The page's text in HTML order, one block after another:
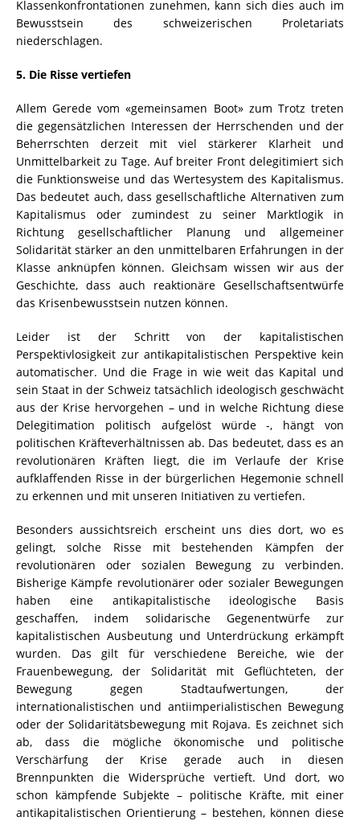
Klassenkonfrontationen zunehmen, kann sich dies auch im
Bewusstsein des schweizerischen Proletariats
niederschlagen.
5. Die Risse vertiefen
Allem Gerede vom «gemeinsamen Boot» zum Trotz treten
die gegensätzlichen Interessen der Herrschenden und der
Beherrschten derzeit mit viel stärkerer Klarheit und
Unmittelbarkeit zu Tage. Auf breiter Front delegitimiert sich
die Funktionsweise und das Wertesystem des Kapitalismus.
Das bedeutet auch, dass gesellschaftliche Alternativen zum
Kapitalismus oder zumindest zu seiner Marktlogik in
Richtung gesellschaftlicher Planung und allgemeiner
Solidarität stärker an den unmittelbaren Erfahrungen in der
Klasse anknüpfen können. Gleichsam wissen wir aus der
Geschichte, dass auch reaktionäre Gesellschaftsentwürfe
das Krisenbewusstsein nutzen können.
Leider ist der Schritt von der kapitalistischen
Perspektivlosigkeit zur antikapitalistischen Perspektive kein
automatischer. Und die Frage in wie weit das Kapital und
sein Staat in der Schweiz tatsächlich ideologisch geschwächt
aus der Krise hervorgehen – und in welche Richtung diese
Delegitimation politisch aufgelöst würde -, hängt von
politischen Kräfteverhältnissen ab. Das bedeutet, dass es an
revolutionären Kräften liegt, die im Verlaufe der Krise
aufklaffenden Risse in der bürgerlichen Hegemonie schnell
zu erkennen und mit unseren Initiativen zu vertiefen.
Besonders aussichtsreich erscheint uns dies dort, wo es
gelingt, solche Risse mit bestehenden Kämpfen der
revolutionären oder sozialen Bewegung zu verbinden.
Bisherige Kämpfe revolutionärer oder sozialer Bewegungen
haben eine antikapitalistische ideologische Basis
geschaffen, indem solidarische Gegenentwürfe zur
kapitalistischen Ausbeutung und Unterdrückung erkämpft
wurden. Das gilt für verschiedene Bereiche, wie der
Frauenbewegung, der Solidarität mit Geflüchteten, der
Bewegung gegen Stadtaufwertungen, der
internationalistischen und antiimperialistischen Bewegung
oder der Solidaritätsbewegung mit Rojava. Es zeichnet sich
ab, dass die mögliche ökonomische und politische
Verschärfung der Krise gerade auch in diesen
Brennpunkten die Widersprüche vertieft. Und dort, wo
schon kämpfende Subjekte – politische Kräfte, mit einer
antikapitalistischen Orientierung – bestehen, können diese